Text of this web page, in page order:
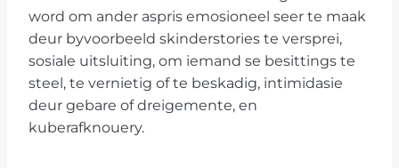
word om ander aspris emosioneel seer te maak
deur byvoorbeeld skinderstories te versprei,
sosiale uitsluiting, om iemand se besittings te
steel, te vernietig of te beskadig, intimidasie
deur gebare of dreigemente, en
kuberafknouery.